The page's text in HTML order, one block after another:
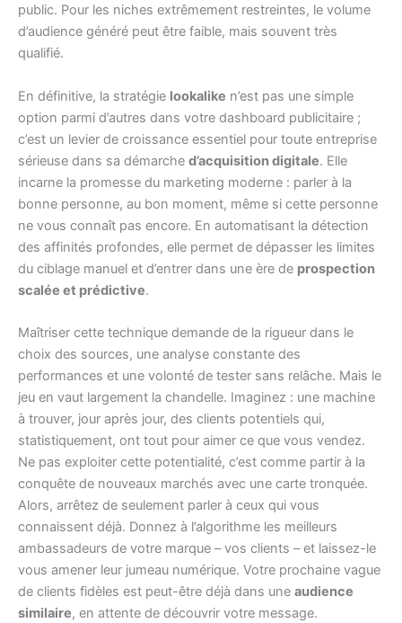
public. Pour les niches extrêmement restreintes, le volume
d’audience généré peut être faible, mais souvent très
qualifié.
En définitive, la stratégie lookalike n’est pas une simple
option parmi d’autres dans votre dashboard publicitaire ;
c’est un levier de croissance essentiel pour toute entreprise
sérieuse dans sa démarche d’acquisition digitale. Elle
incarne la promesse du marketing moderne : parler à la
bonne personne, au bon moment, même si cette personne
ne vous connaît pas encore. En automatisant la détection
des affinités profondes, elle permet de dépasser les limites
du ciblage manuel et d’entrer dans une ère de prospection
scalée et prédictive.
Maîtriser cette technique demande de la rigueur dans le
choix des sources, une analyse constante des
performances et une volonté de tester sans relâche. Mais le
jeu en vaut largement la chandelle. Imaginez : une machine
à trouver, jour après jour, des clients potentiels qui,
statistiquement, ont tout pour aimer ce que vous vendez.
Ne pas exploiter cette potentialité, c’est comme partir à la
conquête de nouveaux marchés avec une carte tronquée.
Alors, arrêtez de seulement parler à ceux qui vous
connaissent déjà. Donnez à l’algorithme les meilleurs
ambassadeurs de votre marque – vos clients – et laissez-le
vous amener leur jumeau numérique. Votre prochaine vague
de clients fidèles est peut-être déjà dans une audience
similaire, en attente de découvrir votre message.